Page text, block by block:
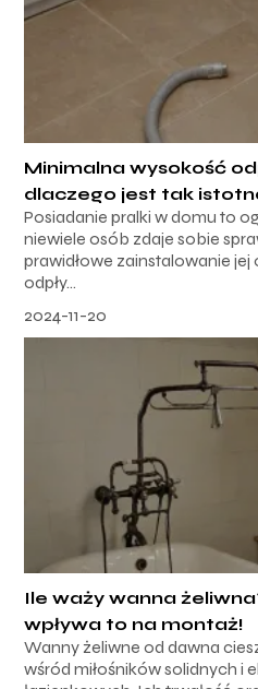
Minimalna wysokość
dlaczego jest tak
Posiadanie pralki w domu to
niewiele osób zdaje sobie
prawidłowe zainstalowanie jej
odpły...
2024-11-20
Ile waży wanna
wpływa to na montaż!
Wanny żeliwne od dawna
wśród miłośników solidnych i